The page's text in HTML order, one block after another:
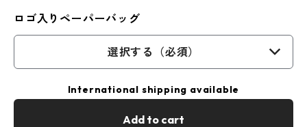
ロゴ入りペーパーバッグ
選択する（必須）
International shipping available
Add to cart